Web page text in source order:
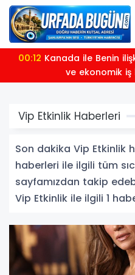
00:12
ve ekonomik
Vip Etkinlik Haberleri
Son dakika Vip Etkinlik
haberleri ile ilgili tüm
sayfamızdan takip
Vip Etkinlik ile ilgili 1